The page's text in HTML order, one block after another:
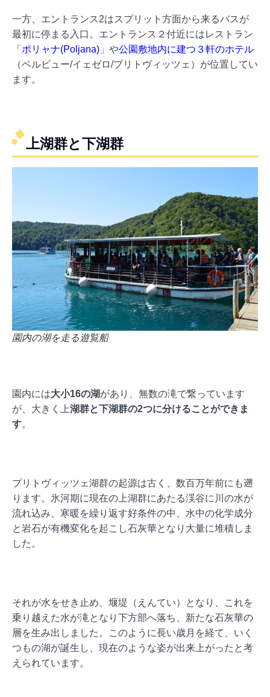
一方、エントランス2はスプリット方面から来るバスが
最初に停まる入口。エントランス２付近にはレストラン
「 ポリャナ(Poljana) 」や公園敷地内に建つ３軒のホテル
（ベルビュー/イェゼロ/プリトヴィッツェ）が位置してい
ます。
上湖群と下湖群
園内の湖を走る遊覧船
園内には大小16の湖があり、無数の滝で繋っています
が、大きく上湖群と下湖群の2つに分けることができま
す。
プリトヴィッツェ湖群の起源は古く、数百万年前にも遡
ります。氷河期に現在の上湖群にあたる渓谷に川の水が
流れ込み、寒暖を繰り返す好条件の中、水中の化学成分
と岩石が有機変化を起こし石灰華となり大量に堆積しま
した。
それが水をせき止め、堰堤（えんてい）となり、これを
乗り越えた水が滝となり下方部へ落ち、新たな石灰華の
層を生み出しました。このように長い歳月を経て、いく
つもの湖が誕生し、現在のような姿が出来上がったと考
えられています。